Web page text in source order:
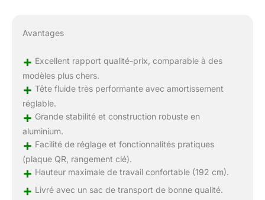
Avantages
+ Excellent rapport qualité-prix, comparable à des
modèles plus chers.
+ Tête fluide très performante avec amortissement
réglable.
+ Grande stabilité et construction robuste en
aluminium.
+ Facilité de réglage et fonctionnalités pratiques
(plaque QR, rangement clé).
+ Hauteur maximale de travail confortable (192 cm).
+ Livré avec un sac de transport de bonne qualité.